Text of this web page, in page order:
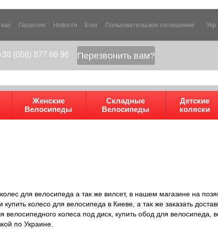
Гарантия Новости Блог Пользовательское соглашение Укр
(068) 877 66 96 Перезвонить вам?
Женские
Велосипеды
Складные
Велосипеды
Детские
коляски
для велосипеда а так же вилсет, в нашем магазине на
колесо для велосипеда в Киеве, а так же заказать
велосипедного колеса под диск, купить обод для велосипеда,
по Украине.